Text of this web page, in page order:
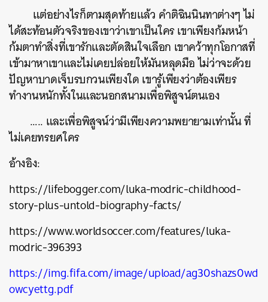
แต่อย่างไรก็ตามสุดท้ายแล้ว คำติฉินนินทาต่างๆ ไม่
ได้สะท้อนตัวจริงของเขาว่าเขาเป็นใคร เขาเพียงก้มหน้า
ก้มตาทำสิ่งที่เขารักและตัดสินใจเลือก เขาคว้าทุกโอกาสที่
เข้ามาหาเขาและไม่เคยปล่อยให้มันหลุดมือ ไม่ว่าจะด้วย
ปัญหาบาดเจ็บรบกวนเพียงใด เขารู้เพียงว่าต้องเพียร
ทำงานหนักทั้งในและนอกสนามเพื่อพิสูจน์ตนเอง
….. และเพื่อพิสูจน์ว่ามีเพียงความพยายามเท่านั้น ที่
ไม่เคยทรยศใคร
อ้างอิง:
https://lifebogger.com/luka-modric-childhood-
story-plus-untold-biography-facts/
https://www.worldsoccer.com/features/luka-
modric-396393
https://img.fifa.com/image/upload/ag30shazs0wd
owcyettg.pdf